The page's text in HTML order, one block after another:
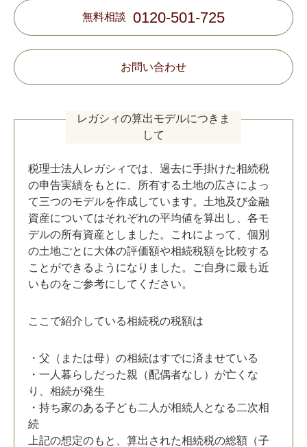
無料相談 0120-501-725
お問い合わせ
レガシィの算出モデルにつきま
して
税理士法人レガシィでは、過去に手掛けた相続税
の申告実績をもとに、所有する土地の広さによっ
て三つのモデルを作成しています。土地及び金融
資産についてはそれぞれの平均値を算出し、各モ
デルの所有資産としました。これによって、個別
の土地ごとに大体の評価額や相続税額を比較する
ことができるようになりました。ご自身に最も近
いものをご参考にしてください。
ここで紹介している相続税の税額は
・父（または母）の相続はすでに済ませている
・一人暮らしだった親（配偶者なし）が亡くな
り、相続が発生
・持ち家のある子ども二人が相続人となる二次相
続
上記の想定のもと、算出された相続税の総額（子